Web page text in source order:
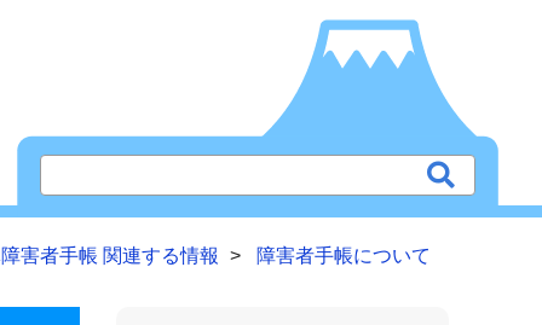
害者手帳 関連する情報 障害者手帳について